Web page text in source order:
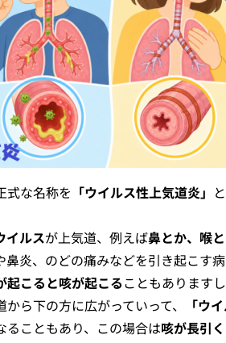
式な名称を 「ウイルス性上気道炎」
イルスが上気道、例えば鼻とか、喉
鼻炎、のどの痛みなどを引き起こす病
起こると咳が起こることもあります
から下の方に広がっていって、
「ウ
ることもあり、この場合は咳が長引